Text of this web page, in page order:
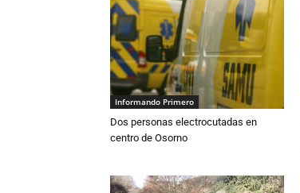
Informando Primero
Dos personas electrocutadas en
centro de Osorno